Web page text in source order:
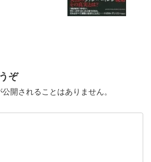
ぞ
開されることはありません。